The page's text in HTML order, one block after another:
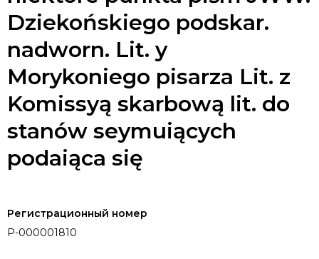
Dziekońskiego podskar.
nadworn. Lit. y
Morykoniego pisarza Lit. z
Komissyą skarbową lit. do
stanów seymuiących
podaiąca się
Регистрационный номер
P-000001810